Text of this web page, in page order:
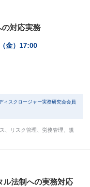
の対応実務
金）17:00
スクロージャー実務研究会会員
リスク管理 労務管理
規
ル法制への実務対応